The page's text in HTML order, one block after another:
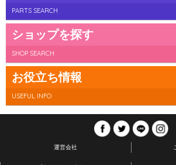
PARTS SEARCH
ショップを探す
SHOP SEARCH
お役立ち情報
USEFUL INFO
運営会社